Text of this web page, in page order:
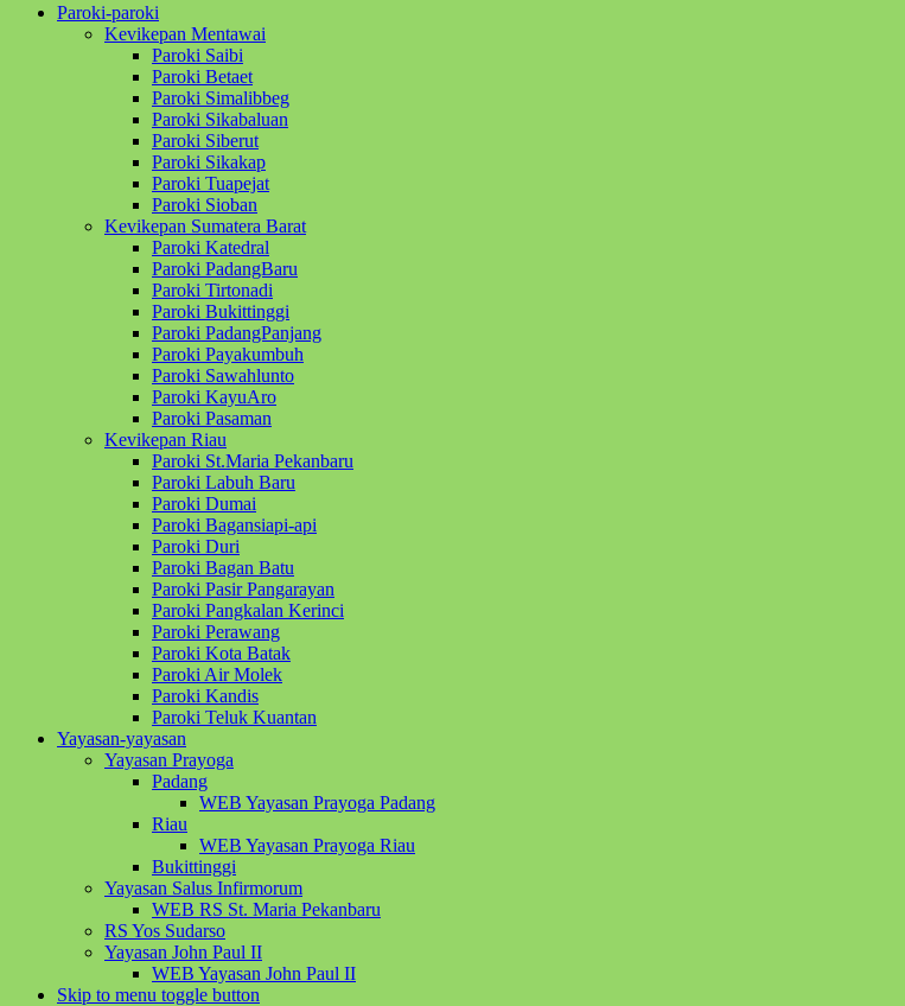
Paroki-paroki
Kevikepan Mentawai
Paroki Saibi
Paroki Betaet
Paroki Simalibbeg
Paroki Sikabaluan
Paroki Siberut
Paroki Sikakap
Paroki Tuapejat
Paroki Sioban
Kevikepan Sumatera Barat
Paroki Katedral
Paroki PadangBaru
Paroki Tirtonadi
Paroki Bukittinggi
Paroki PadangPanjang
Paroki Payakumbuh
Paroki Sawahlunto
Paroki KayuAro
Paroki Pasaman
Kevikepan Riau
Paroki St.Maria Pekanbaru
Paroki Labuh Baru
Paroki Dumai
Paroki Bagansiapi-api
Paroki Duri
Paroki Bagan Batu
Paroki Pasir Pangarayan
Paroki Pangkalan Kerinci
Paroki Perawang
Paroki Kota Batak
Paroki Air Molek
Paroki Kandis
Paroki Teluk Kuantan
Yayasan-yayasan
Yayasan Prayoga
Padang
WEB Yayasan Prayoga Padang
Riau
WEB Yayasan Prayoga Riau
Bukittinggi
Yayasan Salus Infirmorum
WEB RS St. Maria Pekanbaru
RS Yos Sudarso
Yayasan John Paul II
WEB Yayasan John Paul II
Skip to menu toggle button